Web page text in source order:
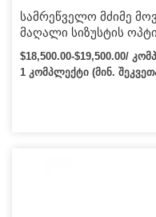
სამრეწველო მძიმე
მაღალი სიზუსტის
საჭრელი დანადგარის
$18,500.00-$19,500.00/
1 კომპლექტი (მინ.